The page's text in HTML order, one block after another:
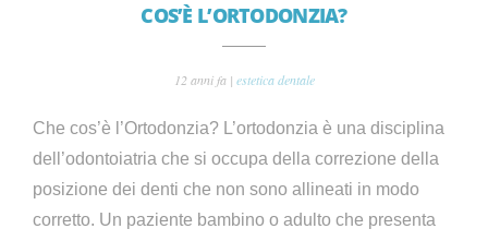
COS’È L’ORTODONZIA?
12 anni fa | estetica dentale
Che cos’è l’Ortodonzia? L’ortodonzia è una disciplina
dell’odontoiatria che si occupa della correzione della
posizione dei denti che non sono allineati in modo
corretto. Un paziente bambino o adulto che presenta